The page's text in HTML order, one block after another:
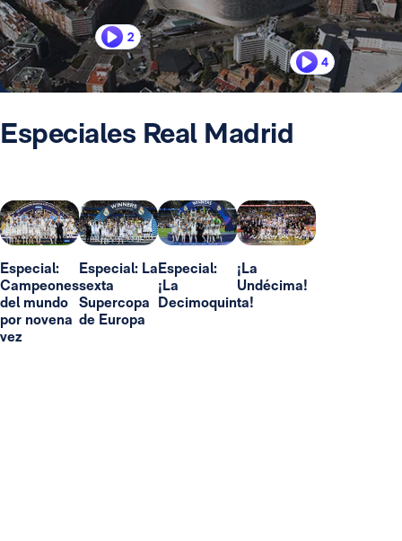
2
4
Especiales Real Madrid
Especial:
Campeones
del mundo
por novena
vez
Especial: La
sexta
Supercopa
de Europa
Especial:
¡La
Decimoquinta!
¡La
Undécima!